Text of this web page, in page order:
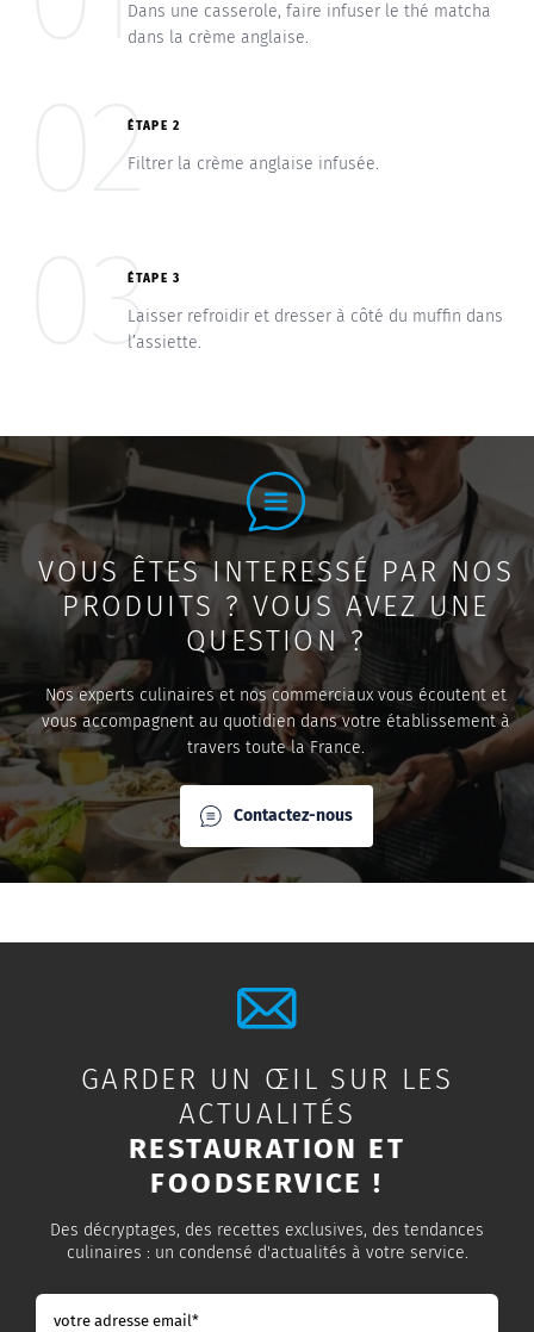
Dans une casserole, faire infuser le thé matcha
dans la crème anglaise.
02ÉTAPE 2
Filtrer la crème anglaise infusée.
03ÉTAPE 3
Laisser refroidir et dresser à côté du muffin dans
l’assiette.
VOUS ÊTES INTERESSÉ PAR NOS
PRODUITS ? VOUS AVEZ UNE
QUESTION ?
Nos experts culinaires et nos commerciaux vous écoutent et
vous accompagnent au quotidien dans votre établissement à
travers toute la France.
Contactez-nous
GARDER UN ŒIL SUR LES
ACTUALITÉS
RESTAURATION ET
FOODSERVICE !
Des décryptages, des recettes exclusives, des tendances
culinaires : un condensé d'actualités à votre service.